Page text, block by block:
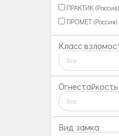
ПРАКТИК (Россия)
ПРОМЕТ (Россия)
Класс
Все
Огнестойкость
Все
Вид замка